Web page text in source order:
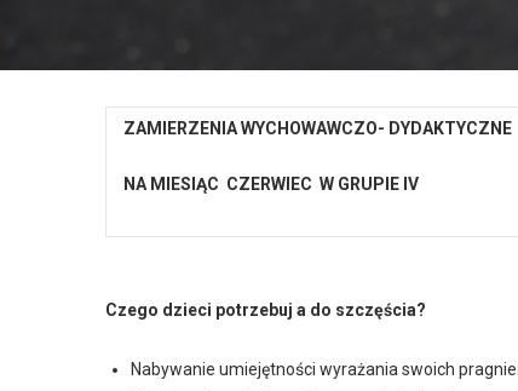
ZAMIERZENIA WYCHOWAWCZO- DYDAKTYCZNE
NA MIESIĄC CZERWIEC W GRUPIE IV
Czego dzieci potrzebuj a do szczęścia?
Nabywanie umiejętności wyrażania swoich